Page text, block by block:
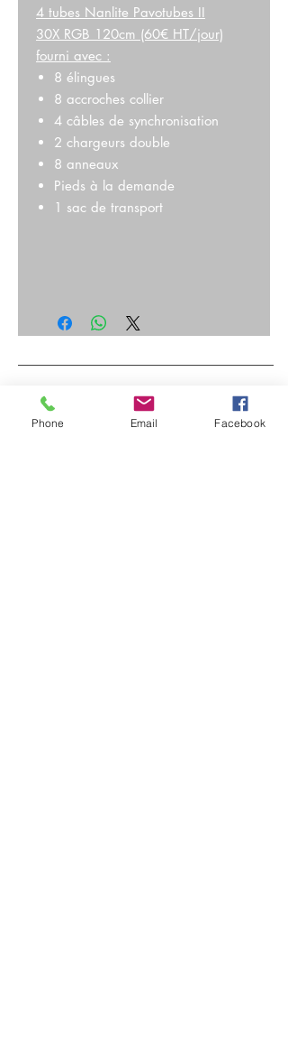
4 tubes Nanlite Pavotubes II
30X RGB 120cm (60€ HT/jour)
fourni avec :
8 élingues
8 accroches collier
4 câbles de synchronisation
2 chargeurs double
8 anneaux
Pieds à la demande
1 sac de transport
Phone Email Facebook